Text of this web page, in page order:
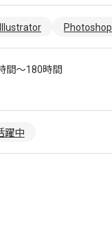
Illustrator Photoshop
間〜180時間
躍中